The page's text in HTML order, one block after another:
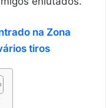
na Zona
tiros